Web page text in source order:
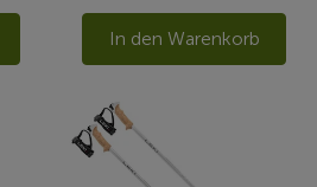
In den Warenkorb